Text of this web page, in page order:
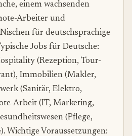
einem wachsenden
Arbeiter und
für deutschsprachige
Jobs für Deutsche:
(Rezeption, Tour-
Immobilien (Makler,
(Sanitär, Elektro,
Arbeit (IT, Marketing,
(Pflege,
Wichtige Voraussetzungen: